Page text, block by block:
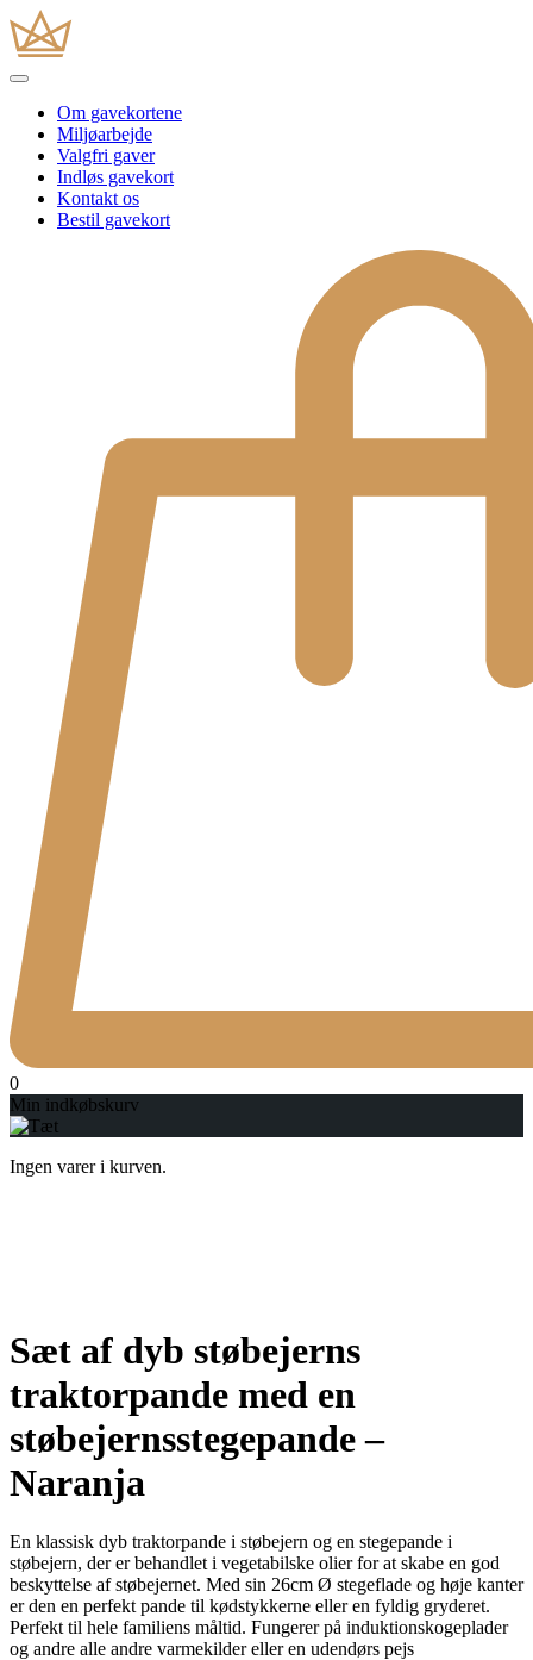
Om gavekortene
Miljøarbejde
Valgfri gaver
Indløs gavekort
Kontakt os
Bestil gavekort
0
Min indkøbskurv
Ingen varer i kurven.
Sæt af dyb støbejerns
traktorpande med en
støbejernsstegepande –
Naranja
En klassisk dyb traktorpande i støbejern og en stegepande i
støbejern, der er behandlet i vegetabilske olier for at skabe en god
beskyttelse af støbejernet. Med sin 26cm Ø stegeflade og høje kanter
er den en perfekt pande til kødstykkerne eller en fyldig gryderet.
Perfekt til hele familiens måltid. Fungerer på induktionskogeplader
og andre alle andre varmekilder eller en udendørs pejs